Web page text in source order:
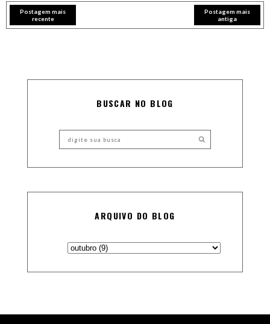
Postagem mais
recente
Postagem mais
antiga
BUSCAR NO BLOG
ARQUIVO DO BLOG